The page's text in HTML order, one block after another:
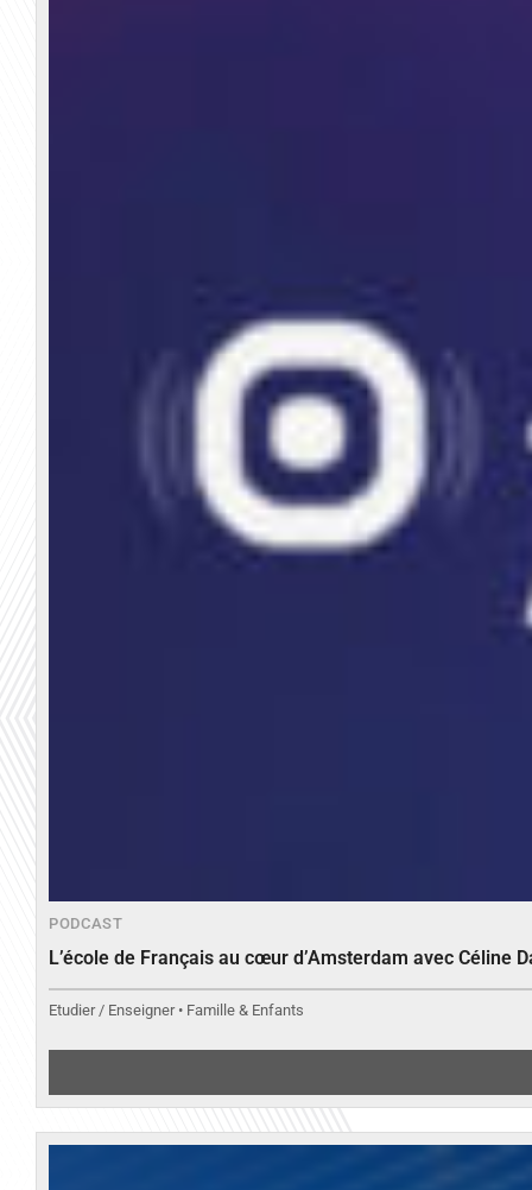
PODCAST
L’école de Français au cœur d’Amsterdam avec Céline
Etudier / Enseigner • Famille & Enfants